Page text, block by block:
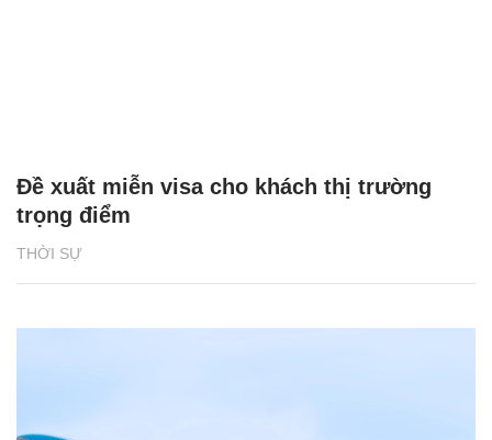
THỜI SỰ
Đề xuất miễn visa cho khách thị trường
trọng điểm